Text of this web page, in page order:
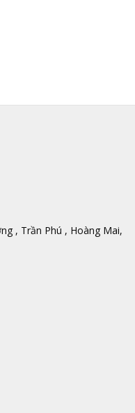
, Trần Phú , Hoàng Mai,